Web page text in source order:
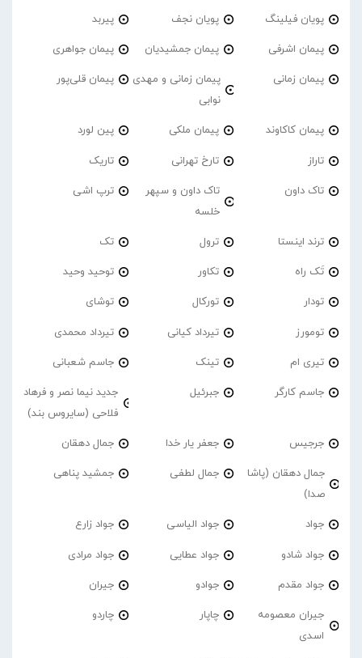
پویان فیلینگ پویان نجف پیربد
پیمان اشرفی پیمان جمشیدیان پیمان جواهری
پیمان زمانی
پیمان زمانی و مهدی
نوابی
پیمان قلی‌پور
پیمان کاکاوند پیمان ملکی پین لورد
تاراز تارخ تهرانی تاریک
تاک داون
تاک داون و سپهر
خلسه
ترپ اشی
ترند اینستا ترول تک
تَک راه تکاور توحید وحید
تودار تورکال توشای
تومورز تیرداد کیانی تیرداد محمدی
تیری ام تینک جاسم شعبانی
جاسم کارگر جبرئیل
جدید نیما نصر و فرهاد
فلاحی (سایروس بند)
جرجیس جعفر یار خدا جمال دهقان
جمال دهقان (پاشا
صدا)
جمال لطفی جمشید پناهی
جواد جواد الیاسی جواد زارع
جواد شادو جواد عطایی جواد مرادی
جواد مقدم جوادو جیران
جیران معصومه
اسدی
چاپار چاردو